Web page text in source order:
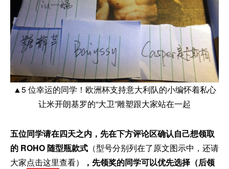
▲5 位幸运的同学！欧洲杯支持意大利队的小编怀着私心
让米开朗基罗的“大卫”雕塑跟大家站在一起
五位同学请在四天之内，先在下方评论区确认自己想领取
的 ROHO 随型瓶款式 （型号分别列在了原文图示中，还请
大家点击这里查看）
，先领奖的同学可以优先选择（后领